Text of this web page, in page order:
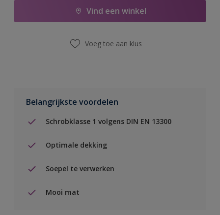
Vind een winkel
Voeg toe aan klus
Belangrijkste voordelen
Schrobklasse 1 volgens DIN EN 13300
Optimale dekking
Soepel te verwerken
Mooi mat